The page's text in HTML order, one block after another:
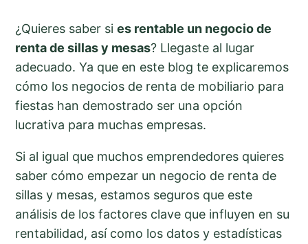
¿Quieres saber sies rentable un negocio de
renta de sillas y mesas? Llegaste al lugar
adecuado. Ya que en este blog te explicaremos
cómo los negocios de renta de mobiliario para
fiestas han demostrado ser una opción
lucrativa para muchas empresas.
Si al igual que muchos emprendedores quieres
saber cómo empezar un negocio de renta de
sillas y mesas, estamos seguros que este
análisis de los factores clave que influyen en su
rentabilidad, así como los datos y estadísticas